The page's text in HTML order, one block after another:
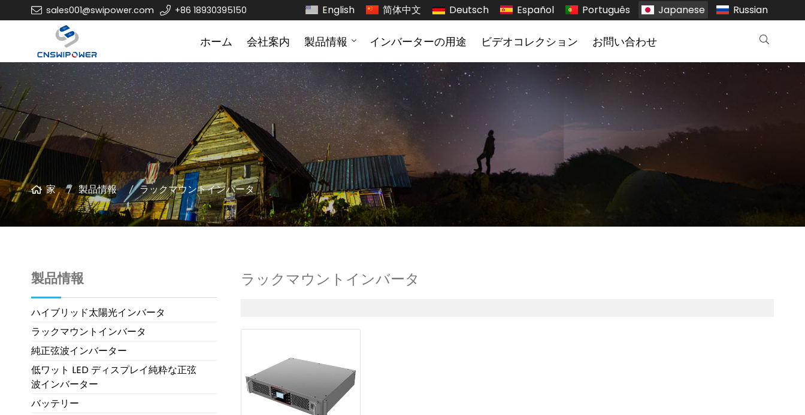
sales001@swipower.com +86 18930395150 English 简体中文 Deutsch Español Português Japanese Russian
ホーム 会社案内 製品情報 インバーターの用途 ビデオコレクション お問い合わせ
家 製品情報 ラックマウントインバータ
製品情報
ハイブリッド太陽光インバータ
ラックマウントインバータ
純正弦波インバーター
低ワット LED ディスプレイ純粋な正弦
波インバーター
バッテリー
ラックマウントインバータ